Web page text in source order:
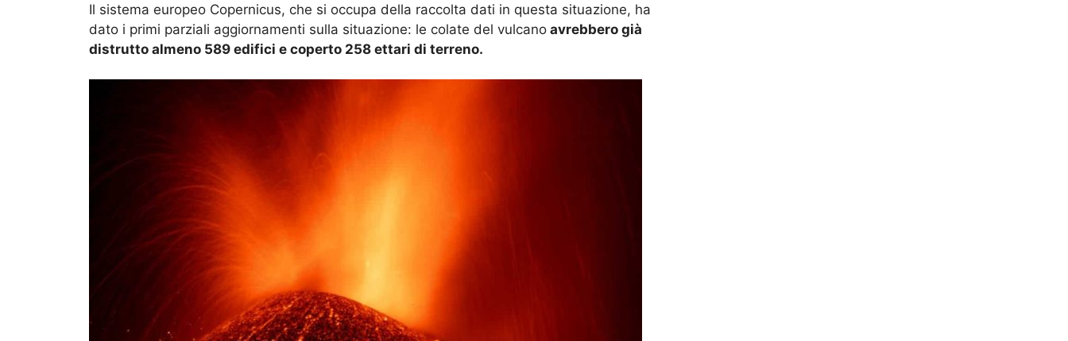
Il sistema europeo Copernicus, che si occupa della raccolta dati in questa situazione, ha
dato i primi parziali aggiornamenti sulla situazione: le colate del vulcano avrebbero già
distrutto almeno 589 edifici e coperto 258 ettari di terreno.